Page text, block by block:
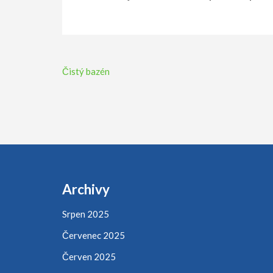
Navigace
Čistý bazén
Archivy
Srpen 2025
Červenec 2025
Červen 2025